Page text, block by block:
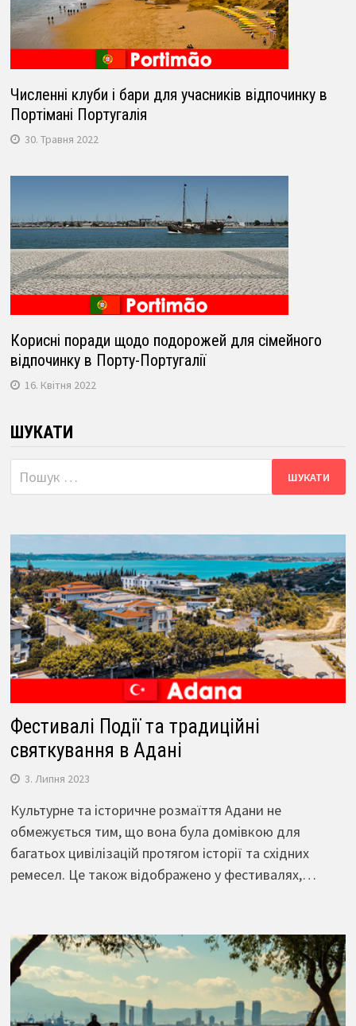
Численні клуби і бари для учасників відпочинку в
Портімані Португалія
30. Травня 2022
Корисні поради щодо подорожей для сімейного
відпочинку в Порту-Португалії
16. Квітня 2022
ШУКАТИ
Пошук:
Фестивалі Події та традиційні
святкування в Адані
3. Липня 2023
Культурне та історичне розмаїття Адани не
обмежується тим, що вона була домівкою для
багатьох цивілізацій протягом історії та східних
ремесел. Це також відображено у фестивалях,…